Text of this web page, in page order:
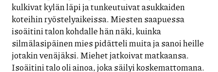
kulkivat kylän läpi ja tunkeutuivat asukkaiden
koteihin ryöstelyaikeissa. Miesten saapuessa
isoäitini talon kohdalle hän näki, kuinka
silmälasipäinen mies pidätteli muita ja sanoi heille
jotakin venäjäksi. Miehet jatkoivat matkaansa.
Isoäitini talo oli ainoa, joka säilyi koskemattomana.